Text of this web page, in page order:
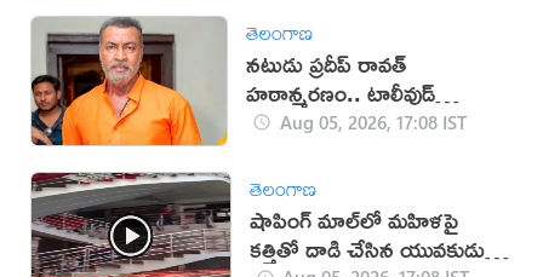
తెలంగాణ
నటుడు ప్రదీప్ రావత్
హఠాన్మరణం.. టాలీవుడ్
స్పందనపై విమర్శలు
Aug 05, 2026, 17:08 IST
తెలంగాణ
షాపింగ్ మాల్‌లో మహిళపై
కత్తితో దాడి చేసిన యువకుడు